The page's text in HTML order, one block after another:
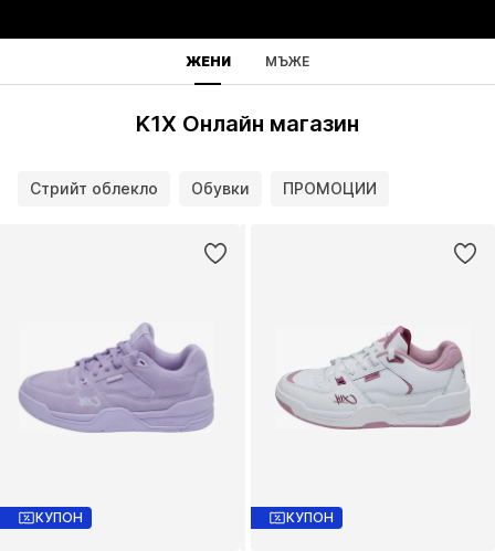
ЖЕНИ МЪЖЕ
K1X Онлайн магазин
Стрийт облекло Обувки ПРОМОЦИИ
КУПОН КУПОН